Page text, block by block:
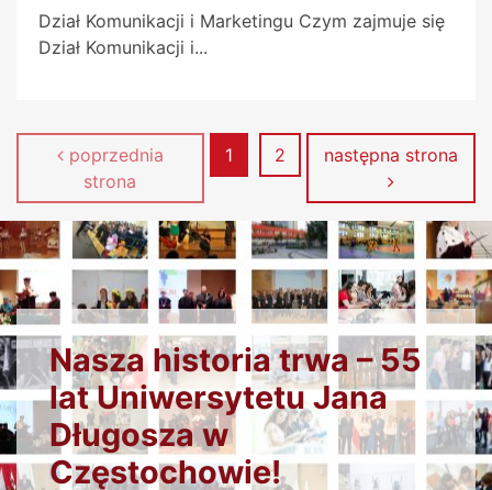
Dział Komunikacji i Marketingu Czym zajmuje się
Dział Komunikacji i...
poprzednia
strona
Strona
1 Strona
2 następna strona
PRZECZYTAJ KONIECZNIE
Nasza historia trwa – 55
lat Uniwersytetu Jana
Długosza w
Częstochowie!